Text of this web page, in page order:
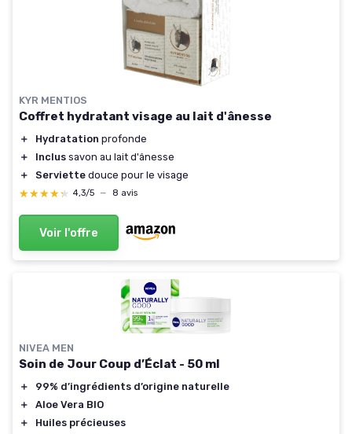
KYR MENTIOS
Coffret hydratant visage au lait d'ânesse
＋ Hydratation profonde
＋
Inclus savon au lait d'ânesse
＋
Serviette douce pour le visage
★★★★★
★★★★★ 4,3/5 — 8 avis
Voir l'offre
NIVEA MEN
Soin de Jour Coup d’Éclat - 50 ml
＋
99% d’ingrédients d’origine naturelle
＋
Aloe Vera BIO
＋
Huiles précieuses